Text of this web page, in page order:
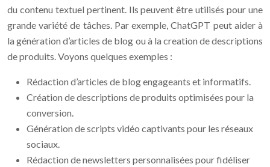
du contenu textuel pertinent. Ils peuvent être utilisés pour une
grande variété de tâches. Par exemple, ChatGPT peut aider à
la génération d’articles de blog ou à la creation de descriptions
de produits. Voyons quelques exemples :
Rédaction d’articles de blog engageants et informatifs.
Création de descriptions de produits optimisées pour la
conversion.
Génération de scripts vidéo captivants pour les réseaux
sociaux.
Rédaction de newsletters personnalisées pour fidéliser